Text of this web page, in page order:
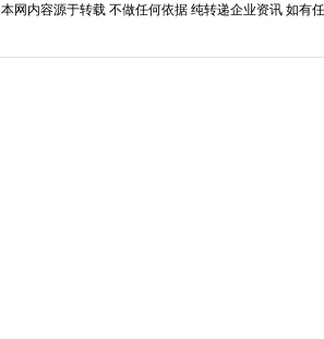
本网内容源于转载 不做任何依据 纯转递企业资讯 如有